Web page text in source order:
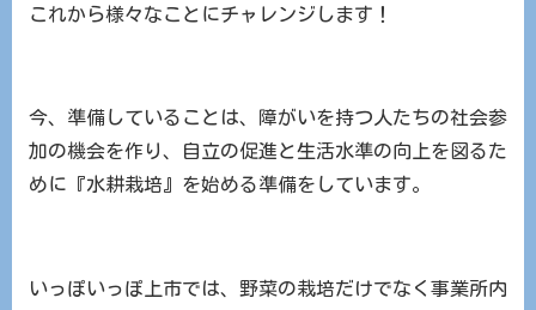
これから様々なことにチャレンジします！
今、準備していることは、障がいを持つ人たちの社会参
加の機会を作り、自立の促進と生活水準の向上を図るた
めに『水耕栽培』を始める準備をしています。
いっぽいっぽ上市では、野菜の栽培だけでなく事業所内